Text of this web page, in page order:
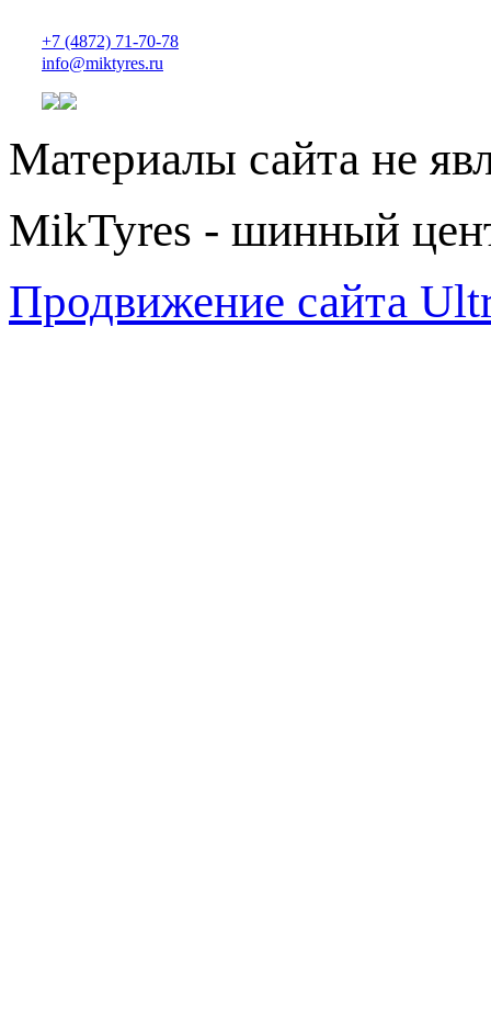
+7 (4872) 71-70-78
info@miktyres.ru
Материалы сайта не
MikTyres - шинный
Продвижение сайта